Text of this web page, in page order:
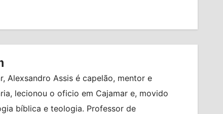
Alexsandro Assis é capelão, mentor e
lecionou o oficio em Cajamar e, movido
bíblica e teologia. Professor de